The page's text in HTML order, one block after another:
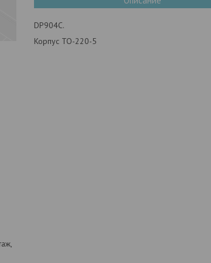
DP904C.
Корпус TO-220-5